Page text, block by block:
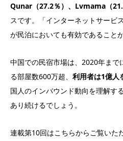
Qunar（27.2％）、Lvmama（
スです。「インターネットサービ
が民泊においても有効であること
中国での民宿市場は、2020年まで
る部屋数600万超、 利用者は1億人
国人のインバウンド動向を理解す
あり続けるでしょう。
連載第10回はこちらからご覧いた